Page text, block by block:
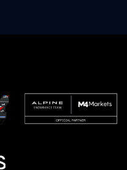
M4Markets